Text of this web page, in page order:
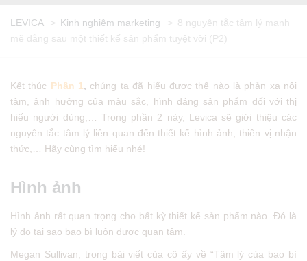
LEVICA > Kinh nghiệm marketing >
8 nguyên tắc tâm lý mạnh
mẽ đằng sau một thiết kế sản phẩm tuyệt vời (P2)
Kết thúc Phần 1, chúng ta đã hiểu được thế nào là phản xạ nội
tâm, ảnh hưởng của màu sắc, hình dáng sản phẩm đối với thị
hiếu người dùng,… Trong phần 2 này, Levica sẽ giới thiệu các
nguyên tắc tâm lý liên quan đến thiết kế hình ảnh, thiên vị nhận
thức,… Hãy cùng tìm hiểu nhé!
Hình ảnh
Hình ảnh rất quan trọng cho bất kỳ thiết kế sản phẩm nào. Đó là
lý do tại sao bao bì luôn được quan tâm.
Megan Sullivan, trong bài viết của cô ấy về “Tâm lý của bao bì